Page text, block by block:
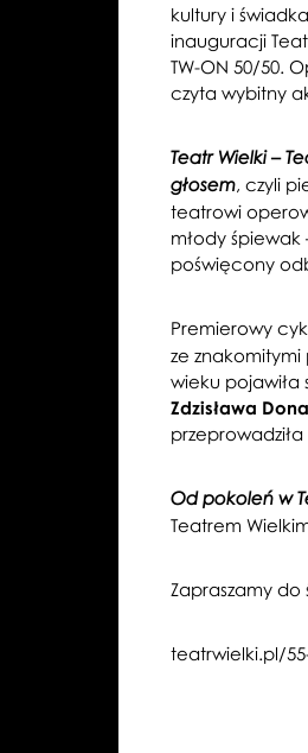
kultury i
inauguracji
TW-ON 50/50.
czyta wybitny
Teatr Wielki –
głosem, czyli
teatrowi
młody śpiewak
poświęcony
Premierowy
ze znakomitymi
wieku pojawiła
Zdzisława
Od pokoleń w
Teatrem
Zapraszamy do
teatrwielki.pl/